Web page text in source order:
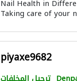
Nail Health in
Taking care of your
piyaxe9682